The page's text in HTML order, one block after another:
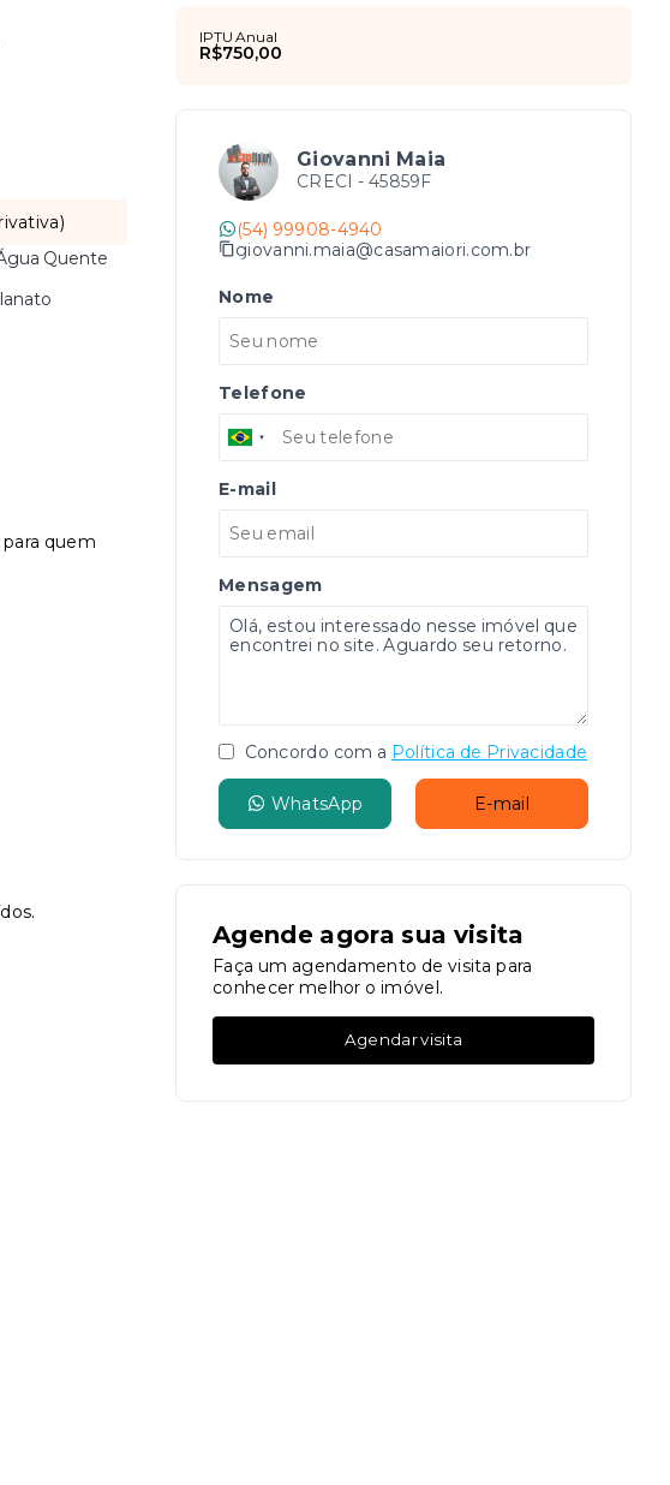
)
Quente
quem
IPTU Anual
R$750,00
Giovanni Maia
CRECI - 45859F
(54) 99908-4940
giovanni.maia@casamaiori.com.br
Nome
Telefone
E-mail
Mensagem
Concordo com a Política de Privacidade
WhatsApp E-mail
Agende agora sua visita
Faça um agendamento de visita para
conhecer melhor o imóvel.
Agendar visita